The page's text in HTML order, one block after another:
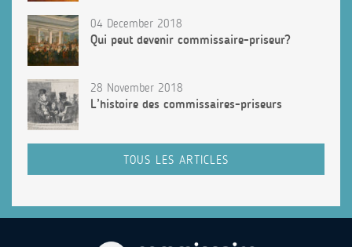
04 December 2018
Qui peut devenir commissaire-priseur?
28 November 2018
L’histoire des commissaires-priseurs
TOUS LES ARTICLES